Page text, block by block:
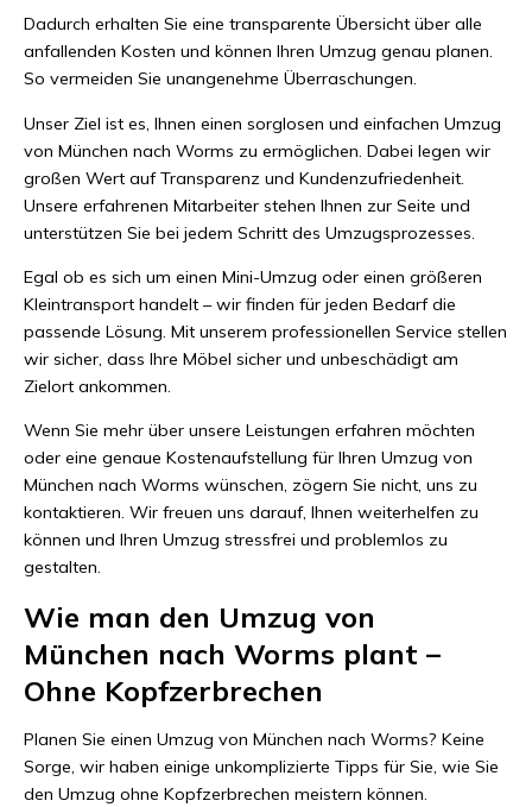
Dadurch erhalten Sie eine transparente Übersicht über alle
anfallenden Kosten und können Ihren Umzug genau planen.
So vermeiden Sie unangenehme Überraschungen.
Unser Ziel ist es, Ihnen einen sorglosen und einfachen Umzug
von München nach Worms zu ermöglichen. Dabei legen wir
großen Wert auf Transparenz und Kundenzufriedenheit.
Unsere erfahrenen Mitarbeiter stehen Ihnen zur Seite und
unterstützen Sie bei jedem Schritt des Umzugsprozesses.
Egal ob es sich um einen Mini-Umzug oder einen größeren
Kleintransport handelt – wir finden für jeden Bedarf die
passende Lösung. Mit unserem professionellen Service stellen
wir sicher, dass Ihre Möbel sicher und unbeschädigt am
Zielort ankommen.
Wenn Sie mehr über unsere Leistungen erfahren möchten
oder eine genaue Kostenaufstellung für Ihren Umzug von
München nach Worms wünschen, zögern Sie nicht, uns zu
kontaktieren. Wir freuen uns darauf, Ihnen weiterhelfen zu
können und Ihren Umzug stressfrei und problemlos zu
gestalten.
Wie man den Umzug von
München nach Worms plant –
Ohne Kopfzerbrechen
Planen Sie einen Umzug von München nach Worms? Keine
Sorge, wir haben einige unkomplizierte Tipps für Sie, wie Sie
den Umzug ohne Kopfzerbrechen meistern können.